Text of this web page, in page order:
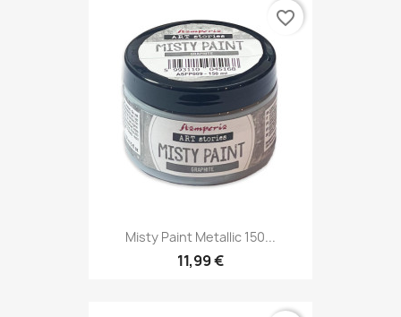
Misty Paint Metallic 150...
11,99 €
favorite_border